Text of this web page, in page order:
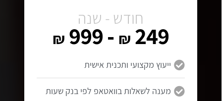
חודש - שנה
249
₪
- 999
₪
ייעוץ מקצועי ותכנית אישית
מענה לשאלות בוואטאפ לפי בנק שעות